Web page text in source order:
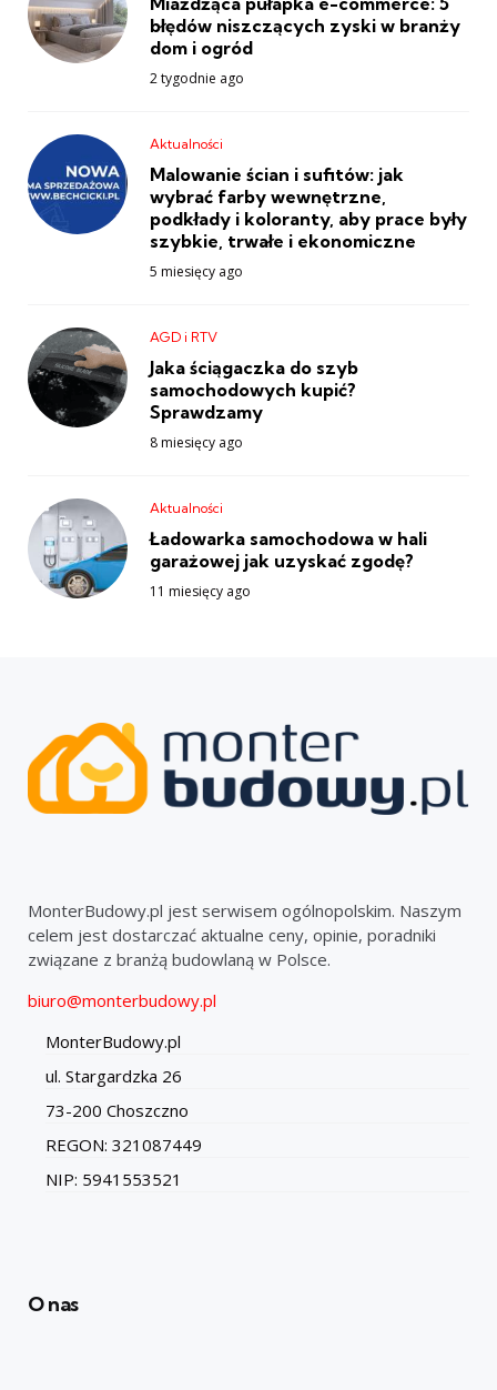
błędów niszczących zyski w branży
dom i ogród
2 tygodnie ago
Aktualności
Malowanie ścian i sufitów: jak
wybrać farby wewnętrzne,
podkłady i koloranty, aby prace były
szybkie, trwałe i ekonomiczne
5 miesięcy ago
AGD i RTV
Jaka ściągaczka do szyb
samochodowych kupić?
Sprawdzamy
8 miesięcy ago
Aktualności
Ładowarka samochodowa w hali
garażowej jak uzyskać zgodę?
11 miesięcy ago
MonterBudowy.pl jest serwisem ogólnopolskim. Naszym
celem jest dostarczać aktualne ceny, opinie, poradniki
związane z branżą budowlaną w Polsce.
biuro@monterbudowy.pl
MonterBudowy.pl
ul. Stargardzka 26
73-200 Choszczno
REGON: 321087449
NIP: 5941553521
O nas